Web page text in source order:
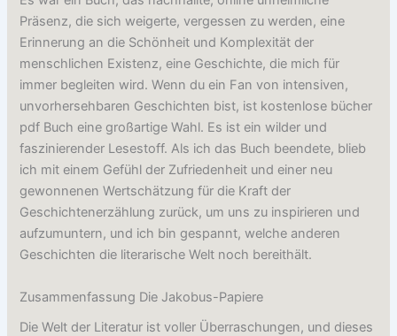
Präsenz, die sich weigerte, vergessen zu werden, eine
Erinnerung an die Schönheit und Komplexität der
menschlichen Existenz, eine Geschichte, die mich für
immer begleiten wird. Wenn du ein Fan von intensiven,
unvorhersehbaren Geschichten bist, ist kostenlose bücher
pdf Buch eine großartige Wahl. Es ist ein wilder und
faszinierender Lesestoff. Als ich das Buch beendete, blieb
ich mit einem Gefühl der Zufriedenheit und einer neu
gewonnenen Wertschätzung für die Kraft der
Geschichtenerzählung zurück, um uns zu inspirieren und
aufzumuntern, und ich bin gespannt, welche anderen
Geschichten die literarische Welt noch bereithält.
Zusammenfassung Die Jakobus-Papiere
Die Welt der Literatur ist voller Überraschungen, und dieses